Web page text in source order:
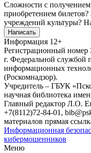
Сложности с
приобретением билетов?
учреждений культуры?
Написать
Информация 12+
Регистрационный
г. Федеральной службой
информационных
(Роскомнадзор).
Учредитель – ГБУК
научная библиотека
Главный редактор Л.О.
+7(8112)72-84-01,
материалов прямая
Информационная
кибермошенников
Меню